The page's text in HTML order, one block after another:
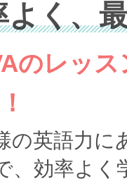
よく、
のレッ
の英語力に
、効率よく